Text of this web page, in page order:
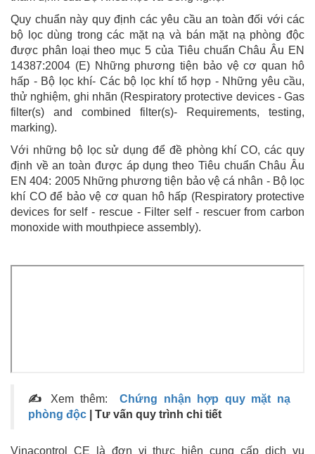
Quy chuẩn này quy định các yêu cầu an toàn đối với các
bộ lọc dùng trong các mặt nạ và bán mặt nạ phòng độc
được phân loại theo mục 5 của Tiêu chuẩn Châu Âu EN
14387:2004 (E) Những phương tiện bảo vệ cơ quan hô
hấp - Bộ lọc khí- Các bộ lọc khí tổ hợp - Những yêu cầu,
thử nghiệm, ghi nhãn (Respiratory protective devices - Gas
filter(s) and combined filter(s)- Requirements, testing,
marking).
Với những bộ lọc sử dụng để đề phòng khí CO, các quy
định về an toàn được áp dụng theo Tiêu chuẩn Châu Âu
EN 404: 2005 Những phương tiện bảo vệ cá nhân - Bộ lọc
khí CO để bảo vệ cơ quan hô hấp (Respiratory protective
devices for self - rescue - Filter self - rescuer from carbon
monoxide with mouthpiece assembly).
✍ Xem thêm:Chứng nhận hợp quy mặt nạ
phòng độc | Tư vấn quy trình chi tiết
Vinacontrol CE là đơn vị thực hiện cung cấp dịch vụ